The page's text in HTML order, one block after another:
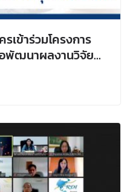
เข้าร่วมโครงการ
พัฒนาผลงานวิจัย
2022)